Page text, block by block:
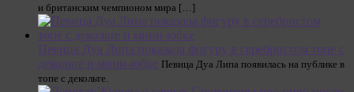
и британским чемпионом мира […]
Певица Дуа Липа показала фигуру в серебристом топе с
декольте и мини-юбке Певица Дуа Липа появилась на публике в
топе с декольте.